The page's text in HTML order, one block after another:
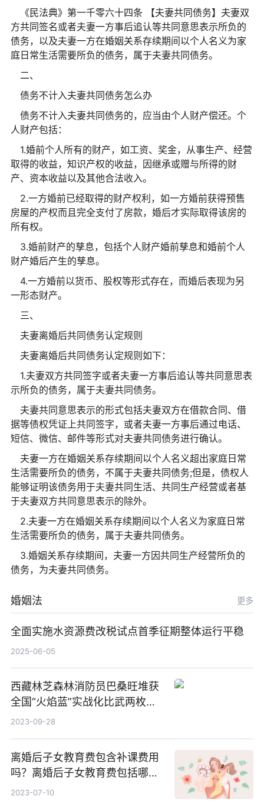
《民法典》第一千零六十四条 【夫妻共同债务】夫妻双
方共同签名或者夫妻一方事后追认等共同意思表示所负的
债务，以及夫妻一方在婚姻关系存续期间以个人名义为家
庭日常生活需要所负的债务，属于夫妻共同债务。
二、
债务不计入夫妻共同债务怎么办
债务不计入夫妻共同债务的，应当由个人财产偿还。个
人财产包括：
1.婚前个人所有的财产，如工资、奖金，从事生产、经营
取得的收益，知识产权的收益，因继承或赠与所得的财
产、资本收益以及其他合法收入。
2.一方婚前已经取得的财产权利，如一方婚前获得预售
房屋的产权而且完全支付了房款，婚后才实际取得该房的
所有权。
3.婚前财产的孳息，包括个人财产婚前孳息和婚前个人
财产婚后产生的孳息。
4.一方婚前以货币、股权等形式存在，而婚后表现为另
一形态财产。
三、
夫妻离婚后共同债务认定规则
夫妻离婚后共同债务认定规则如下：
1.夫妻双方共同签字或者夫妻一方事后追认等共同意思表
示所负的债务，属于夫妻共同债务。
夫妻共同意思表示的形式包括夫妻双方在借款合同、借
据等债权凭证上共同签字，或者夫妻一方事后通过电话、
短信、微信、邮件等形式对夫妻共同债务进行确认。
夫妻一方在婚姻关系存续期间以个人名义超出家庭日常
生活需要所负的债务，不属于夫妻共同债务;但是，债权人
能够证明该债务用于夫妻共同生活、共同生产经营或者基
于夫妻双方共同意思表示的除外。
2.夫妻一方在婚姻关系存续期间以个人名义为家庭日常
生活需要所负的债务，属于夫妻共同债务。
3.婚姻关系存续期间，夫妻一方因共同生产经营所负的
债务，为夫妻共同债务。
婚姻法 更多
全面实施水资源费改税试点首季征期整体运行平稳
2025-06-05
西藏林芝森林消防员巴桑旺堆获
全国“火焰蓝”实战化比武两枚金
牌_天天百事通
2023-09-28
离婚后子女教育费包含补课费用
吗？离婚后子女教育费包括哪
些？
2023-07-10